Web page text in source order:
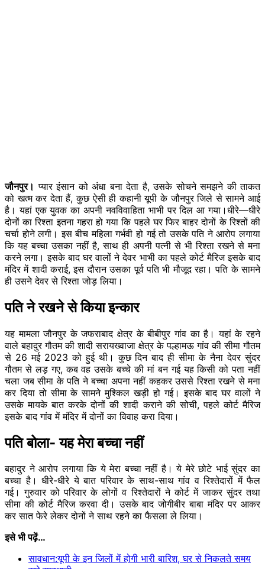
जौनपुर। प्यार इंसान को अंधा बना देता है, उसके सोचने समझने की ताकत
को खत्म कर देता हैं, कुछ ऐसी ही कहानी यूपी के जौनपुर जिले से सामने आई
है। यहां एक युवक का अपनी नवविवाहिता भाभी पर दिल आ गया।धीरे—धीरे
दोनों का रिश्ता इतना गहरा हो गया कि पहले घर फिर बाहर दोनों के रिश्तों की
चर्चा होने लगी। इस बीच महिला गर्भवी हो गई तो उसके पति ने आरोप लगाया
कि यह बच्चा उसका नहीं है, साथ ही अपनी पत्नी से भी रिश्ता रखने से मना
करने लगा। इसके बाद घर वालों ने देवर भाभी का पहले कोर्ट मैरिज इसके बाद
मंदिर में शादी कराई, इस दौरान उसका पूर्व पति भी मौजूद रहा। पति के सामने
ही उसने देवर से रिश्ता जोड़ लिया।
पति ने रखने से किया इन्कार
यह मामला जौनपुर के जफराबाद क्षेत्र के बीबीपुर गांव का है। यहां के रहने
वाले बहादुर गौतम की शादी सरायख्वाजा क्षेत्र के पल्हामऊ गांव की सीमा गौतम
से 26 मई 2023 को हुई थी। कुछ दिन बाद ही सीमा के नैना देवर सुंदर
गौतम से लड़ गए, कब वह उसके बच्चे की मां बन गई यह किसी को पता नहीं
चला जब सीमा के पति ने बच्चा अपना नहीं कहकर उससे रिश्ता रखने से मना
कर दिया तो सीमा के सामने मुश्किल खड़ी हो गई। इसके बाद घर वालों ने
उसके मायके बात करके दोनों की शादी कराने की सोची, पहले कोर्ट मैरिज
इसके बाद गांव में मंदिर में दोनों का विवाह करा दिया।
पति बोला- यह मेरा बच्चा नहीं
बहादुर ने आरोप लगाया कि ये मेरा बच्चा नहीं है। ये मेरे छोटे भाई सुंदर का
बच्चा है। धीरे-धीरे ये बात परिवार के साथ-साथ गांव व रिश्तेदारों में फैल
गई। गुरुवार को परिवार के लोगों व रिश्तेदारों ने कोर्ट में जाकर सुंदर तथा
सीमा की कोर्ट मैरिज करवा दी। उसके बाद जोगीबीर बाबा मंदिर पर आकर
कर सात फेरे लेकर दोनों ने साथ रहने का फैसला ले लिया।
इसे भी पढ़ें…
सावधान:यूपी के इन​ जिलों में होगी भारी बारिश, घर से निकलते समय